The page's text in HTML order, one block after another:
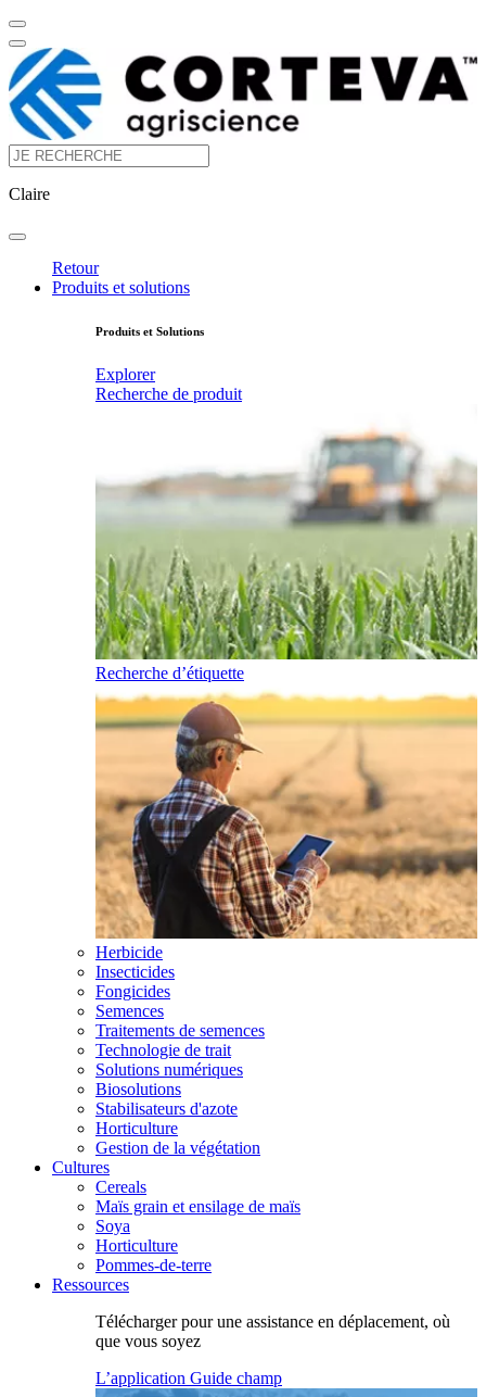
Claire
Retour
Produits et solutions
Produits et Solutions
Explorer
Recherche de produit
Recherche d’étiquette
Herbicide
Insecticides
Fongicides
Semences
Traitements de semences
Technologie de trait
Solutions numériques
Biosolutions
Stabilisateurs d'azote
Horticulture
Gestion de la végétation
Cultures
Cereals
Maïs grain et ensilage de maïs
Soya
Horticulture
Pommes-de-terre
Ressources
Télécharger pour une assistance en déplacement, où
que vous soyez
L’application Guide champ